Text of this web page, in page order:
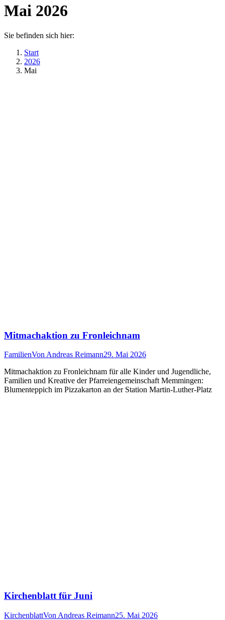
Mai 2026
Sie befinden sich hier:
Start
2026
Mai
Mitmachaktion zu Fronleichnam
FamilienVon Andreas Reimann29. Mai 2026
Mitmachaktion zu Fronleichnam für alle Kinder und Jugendliche,
Familien und Kreative der Pfarreiengemeinschaft Memmingen:
Blumenteppich im Pizzakarton an der Station Martin-Luther-Platz
Kirchenblatt für Juni
KirchenblattVon Andreas Reimann25. Mai 2026